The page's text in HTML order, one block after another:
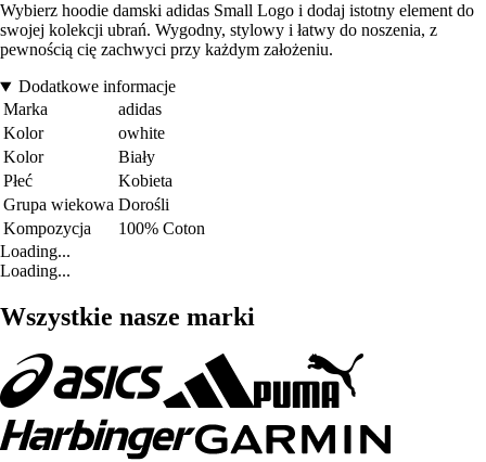
Wybierz hoodie damski adidas Small Logo i dodaj istotny element do
swojej kolekcji ubrań. Wygodny, stylowy i łatwy do noszenia, z
pewnością cię zachwyci przy każdym założeniu.
Dodatkowe informacje
Marka
adidas
Kolor
owhite
Kolor
Biały
Płeć
Kobieta
Grupa wiekowa Dorośli
Kompozycja
100% Coton
Loading...
Loading...
Wszystkie nasze marki